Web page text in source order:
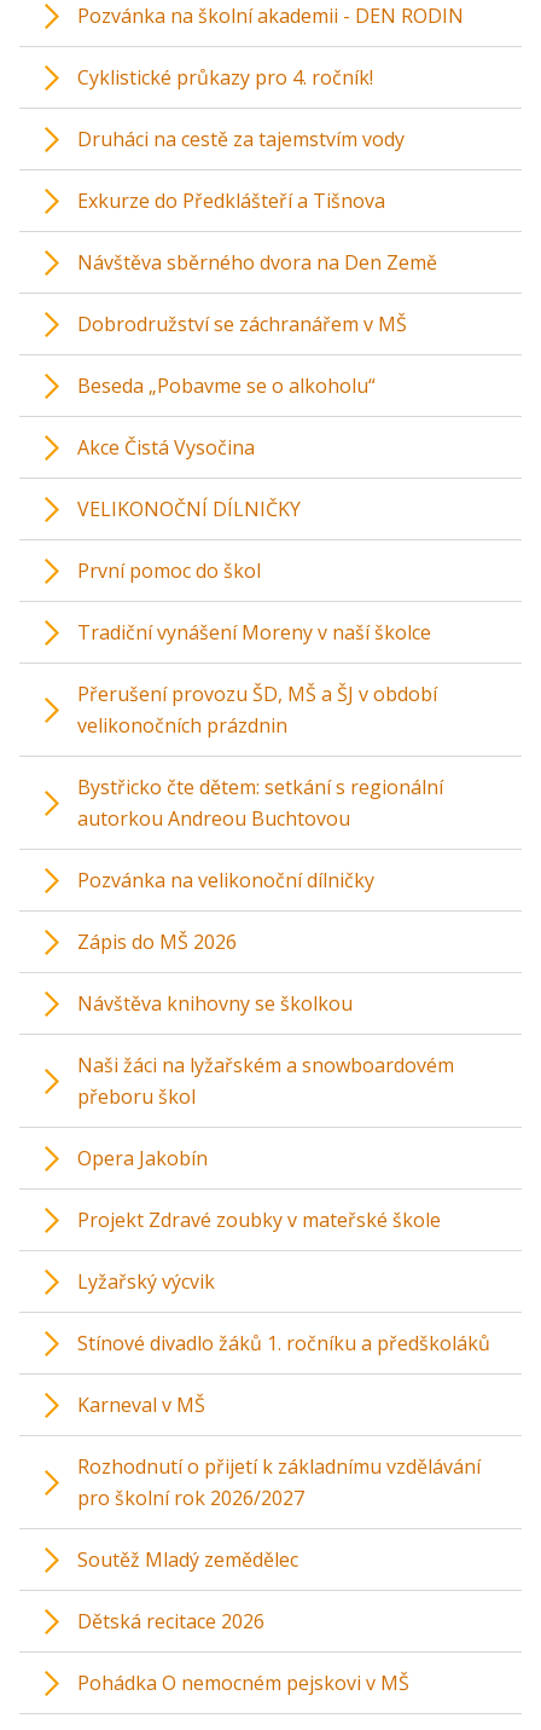
Pozvánka na školní akademii - DEN RODIN
Cyklistické průkazy pro 4. ročník!
Druháci na cestě za tajemstvím vody
Exkurze do Předklášteří a Tišnova
Návštěva sběrného dvora na Den Země
Dobrodružství se záchranářem v MŠ
Beseda „Pobavme se o alkoholu“
Akce Čistá Vysočina
VELIKONOČNÍ DÍLNIČKY
První pomoc do škol
Tradiční vynášení Moreny v naší školce
Přerušení provozu ŠD, MŠ a ŠJ v období
velikonočních prázdnin
Bystřicko čte dětem: setkání s regionální
autorkou Andreou Buchtovou
Pozvánka na velikonoční dílničky
Zápis do MŠ 2026
Návštěva knihovny se školkou
Naši žáci na lyžařském a snowboardovém
přeboru škol
Opera Jakobín
Projekt Zdravé zoubky v mateřské škole
Lyžařský výcvik
Stínové divadlo žáků 1. ročníku a předškoláků
Karneval v MŠ
Rozhodnutí o přijetí k základnímu vzdělávání
pro školní rok 2026/2027
Soutěž Mladý zemědělec
Dětská recitace 2026
Pohádka O nemocném pejskovi v MŠ